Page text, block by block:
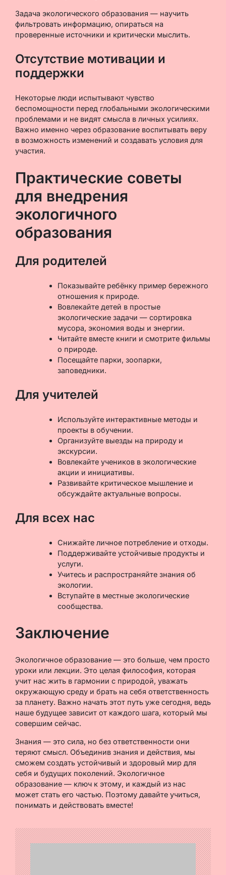
Задача экологического образования — научить
фильтровать информацию, опираться на
проверенные источники и критически мыслить.
Отсутствие мотивации и
поддержки
Некоторые люди испытывают чувство
беспомощности перед глобальными экологическими
проблемами и не видят смысла в личных усилиях.
Важно именно через образование воспитывать веру
в возможность изменений и создавать условия для
участия.
Практические советы
для внедрения
экологичного
образования
Для родителей
Показывайте ребёнку пример бережного
отношения к природе.
Вовлекайте детей в простые
экологические задачи — сортировка
мусора, экономия воды и энергии.
Читайте вместе книги и смотрите фильмы
о природе.
Посещайте парки, зоопарки,
заповедники.
Для учителей
Используйте интерактивные методы и
проекты в обучении.
Организуйте выезды на природу и
экскурсии.
Вовлекайте учеников в экологические
акции и инициативы.
Развивайте критическое мышление и
обсуждайте актуальные вопросы.
Для всех нас
Снижайте личное потребление и отходы.
Поддерживайте устойчивые продукты и
услуги.
Учитесь и распространяйте знания об
экологии.
Вступайте в местные экологические
сообщества.
Заключение
Экологичное образование — это больше, чем просто
уроки или лекции. Это целая философия, которая
учит нас жить в гармонии с природой, уважать
окружающую среду и брать на себя ответственность
за планету. Важно начать этот путь уже сегодня, ведь
наше будущее зависит от каждого шага, который мы
совершим сейчас.
Знания — это сила, но без ответственности они
теряют смысл. Объединив знания и действия, мы
сможем создать устойчивый и здоровый мир для
себя и будущих поколений. Экологичное
образование — ключ к этому, и каждый из нас
может стать его частью. Поэтому давайте учиться,
понимать и действовать вместе!